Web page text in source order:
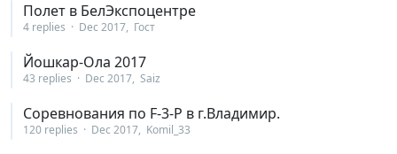
Полет в БелЭкспоцентре
4 replies Dec 2017 Гост
Йошкар-Ола 2017
43 replies Dec 2017 Saiz
Соревнования по F-3-P в г.Владимир.
120 replies Dec 2017 Komil_33